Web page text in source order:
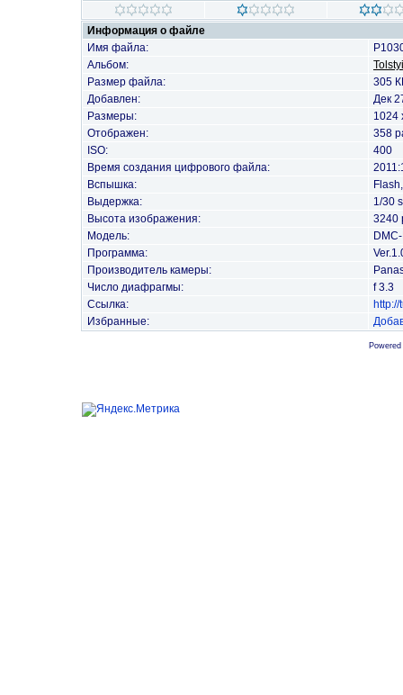
Информация о файле
Имя файла:
Альбом:
Tolstyi
Размер файла:
305
Добавлен:
Дек
Размеры:
1024
Отображен:
358
ISO:
400
Время создания цифрового файла:
Вспышка:
Выдержка:
1/30
Высота изображения:
3240
Модель:
Программа:
Производитель камеры:
Число диафрагмы:
f 3.3
Ссылка:
Избранные: